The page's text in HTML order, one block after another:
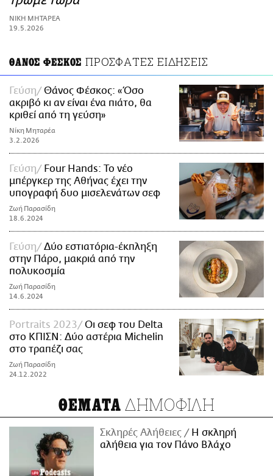
ΑΜΠΑ
PRINT
ΝΙΚΗ ΜΗΤΑΡΕΑ
19.5.2026
ΘΑΝΟΣ ΦΕΣΚΟΣ ΠΡΟΣΦΑΤΕΣ ΕΙΔΗΣΕΙΣ
Γεύση
Θάνος Φέσκος: «Όσο
ακριβό κι αν είναι ένα πιάτο, θα
κριθεί από τη γεύση»
Νίκη Μηταρέα
3.2.2026
Γεύση
Four Ηands: Το νέο
μπέργκερ της Αθήνας έχει την
υπογραφή δυο μισελενάτων σεφ
Ζωή Παρασίδη
18.6.2024
Γεύση
Δύο εστιατόρια-έκπληξη
στην Πάρο, μακριά από την
πολυκοσμία
Ζωή Παρασίδη
14.6.2024
Portraits 2023
Oι σεφ του Delta
στο ΚΠΙΣΝ: Δύο αστέρια Michelin
στο τραπέζι σας
Ζωή Παρασίδη
24.12.2022
ΘΕΜΑΤΑ ΔΗΜΟΦΙΛΗ
Σκληρές Αλήθειες
H σκληρή
αλήθεια για τον Πάνο Βλάχο